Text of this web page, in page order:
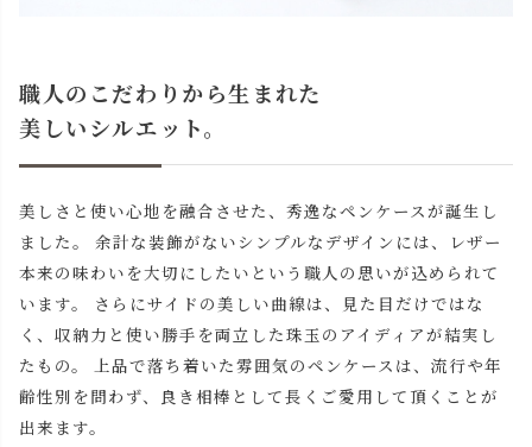
職人のこだわりから生まれた
美しいシルエット。
美しさと使い心地を融合させた、秀逸なペンケースが誕生し
ました。 余計な装飾がないシンプルなデザインには、レザー
本来の味わいを大切にしたいという職人の思いが込められて
います。 さらにサイドの美しい曲線は、見た目だけではな
く、収納力と使い勝手を両立した珠玉のアイディアが結実し
たもの。 上品で落ち着いた雰囲気のペンケースは、流行や年
齢性別を問わず、良き相棒として長くご愛用して頂くことが
出来ます。